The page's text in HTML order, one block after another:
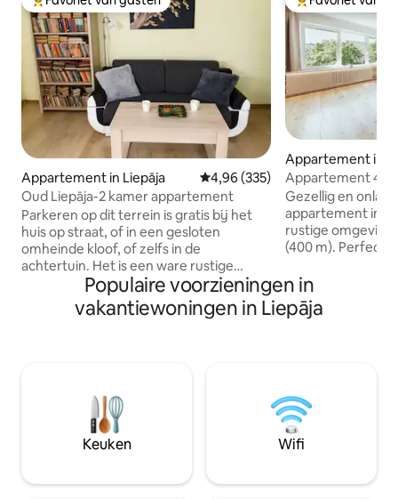
Topfavoriet van gasten
Appartement in Liepāja Gemiddelde beoordeling van
4,96 (335)
Oud Liepāja-2 kamer appartement
Parkeren op dit terrein is gratis bij het
huis op straat, of in een gesloten
omheinde kloof, of zelfs in de
achtertuin. Het is een ware rustige
zeehaven, iedereen die in stilte staat en
wil ontspannen in de stad tussen de zee
en het meer, dat verbonden is met het
met uitzicht op de tuin. Er is een
binnenplaats. Op 10 minuten lopen ben
je in het stadscentrum. In 20 minuten
lopen ben je in de zee.
Topfavoriet van
Appartement in
Appartement
strand
Gezellig en
appartement in
rustige omgeving
(400 m).
Liepaja te
authentieke
appartement is
restaurants. Gratis parkeren, een
supermarkt en
en fietspad naast
Populaire voorzieningen in
vakantiewoningen in Liepāja
Keuken Wifi